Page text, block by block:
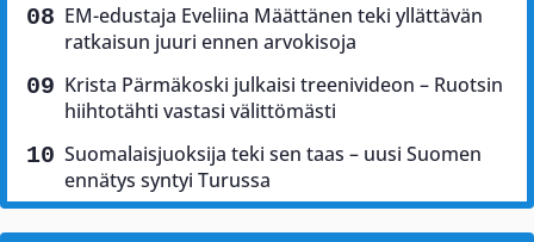
EM-edustaja Eveliina Määttänen teki yllättävän
ratkaisun juuri ennen arvokisoja
Krista Pärmäkoski julkaisi treenivideon – Ruotsin
hiihtotähti vastasi välittömästi
Suomalaisjuoksija teki sen taas – uusi Suomen
ennätys syntyi Turussa